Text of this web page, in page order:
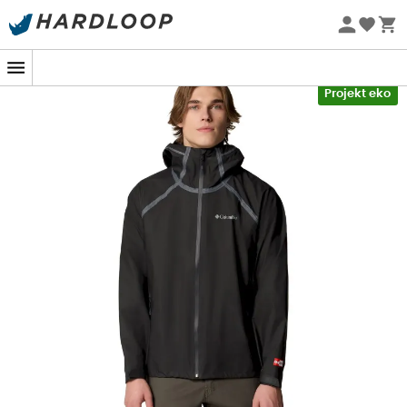
Letnie promocje 🔥 -5% DODATKOWO przy zakupie 2
Projekt eko
Gotowy na wędrówkę pod kapryśnym niebem?
Columbiatokurtka